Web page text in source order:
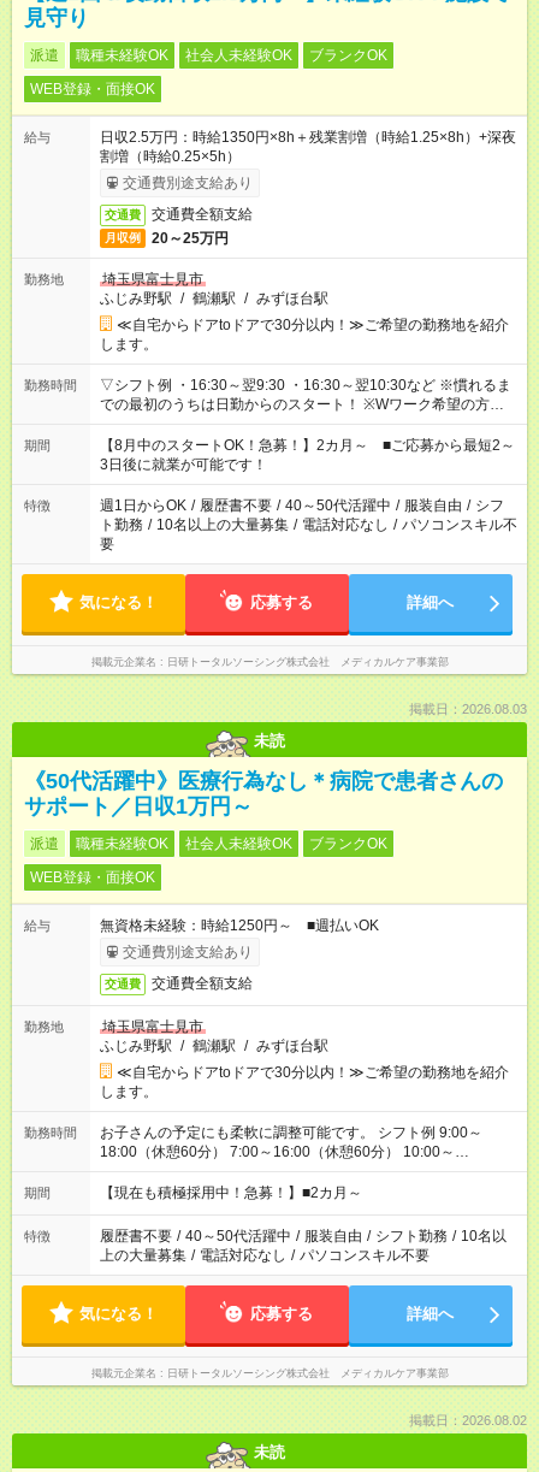
見守り
派遣 職種未経験OK 社会人未経験OK
ブランクOK
WEB登録・面接OK
給与
日収2.5万円：時給1350円×8h＋残業割増（時給1.25×8h）+深夜
割増（時給0.25×5h）
交通費別途支給あり
交通費 交通費全額支給
月収例 20～25万円
勤務地
埼玉県富士見市
ふじみ野駅 / 鶴瀬駅 / みずほ台駅
≪自宅からドアtoドアで30分以内！≫ご希望の勤務地を紹介
します。
勤務時間
▽シフト例 ・16:30～翌9:30 ・16:30～翌10:30など ※慣れるま
での最初のうちは日勤からのスタート！ ※Wワーク希望の方へ
今ご覧のお仕事で希望する勤務時間と、もう1つのお仕事の勤務
時間。 合計で週40時間を超える場合は応募できません。
期間
【8月中のスタートOK！急募！】2カ月～ ■ご応募から最短2～
3日後に就業が可能です！
特徴 週1日からOK / 履歴書不要 / 40～50代活躍中 / 服装自由 / シフ
ト勤務 / 10名以上の大量募集 / 電話対応なし / パソコンスキル不
要
気になる！ 応募する 詳細へ
掲載元企業名 日研トータルソーシング株式会社 メディカルケア事業部
掲載日：2026.08.03
未読
《50代活躍中》医療行為なし＊病院で患者さんの
サポート／日収1万円～
派遣 職種未経験OK 社会人未経験OK
ブランクOK
WEB登録・面接OK
給与
無資格未経験：時給1250円～ ■週払いOK
交通費別途支給あり
交通費 交通費全額支給
勤務地
埼玉県富士見市
ふじみ野駅 / 鶴瀬駅 / みずほ台駅
≪自宅からドアtoドアで30分以内！≫ご希望の勤務地を紹介
します。
勤務時間
お子さんの予定にも柔軟に調整可能です。 シフト例 9:00～
18:00（休憩60分） 7:00～16:00（休憩60分） 10:00～
19:00（休憩60分） ※Wワーク希望の方へ 今ご覧のお仕事で希
望する勤務時間と、もう1つのお仕事の勤務時間の合計が 週40
期間 【現在も積極採用中！急募！】■2カ月～
特徴 履歴書不要 / 40～50代活躍中 / 服装自由 / シフト勤務 / 10名以
上の大量募集 / 電話対応なし / パソコンスキル不要
気になる！ 応募する 詳細へ
掲載元企業名 日研トータルソーシング株式会社 メディカルケア事業部
掲載日：2026.08.02
未読